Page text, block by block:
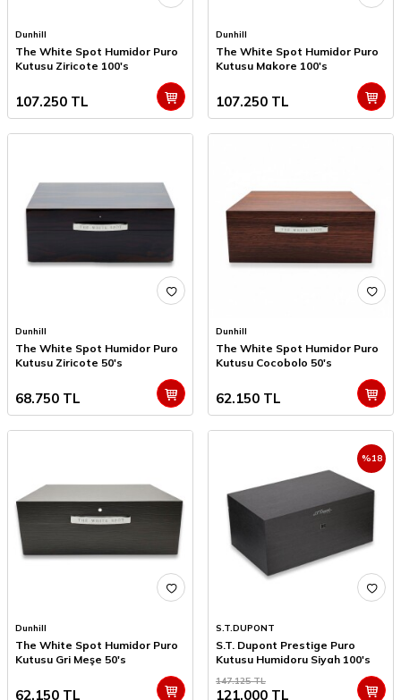
Dunhill
The White Spot Humidor Puro
Kutusu Ziricote 100's
107.250 TL
Dunhill
The White Spot Humidor Puro
Kutusu Makore 100's
107.250 TL
Dunhill
The White Spot Humidor Puro
Kutusu Ziricote 50's
68.750 TL
Dunhill
The White Spot Humidor Puro
Kutusu Cocobolo 50's
62.150 TL
Dunhill
The White Spot Humidor Puro
Kutusu Gri Meşe 50's
62.150 TL
%18
S.T.DUPONT
S.T. Dupont Prestige Puro
Kutusu Humidoru Siyah 100's
147.125TL
121.000 TL